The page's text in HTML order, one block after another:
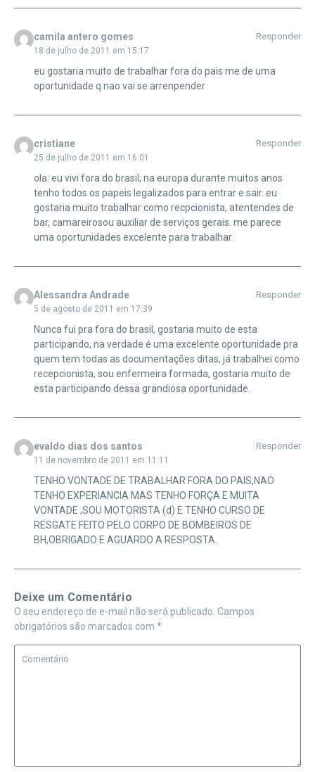
camila antero gomes
18 de julho de 2011 em 15:17
Responder
eu gostaria muito de trabalhar fora do pais me de uma
oportunidade q nao vai se arrenpender
cristiane
25 de julho de 2011 em 16:01
Responder
ola: eu vivi fora do brasil; na europa durante muitos anos
tenho todos os papeis legalizados para entrar e sair. eu
gostaria muito trabalhar como recpcionista, atentendes de
bar, camareirosou auxiliar de serviços gerais. me parece
uma oportunidades excelente para trabalhar.
Alessandra Andrade
5 de agosto de 2011 em 17:39
Responder
Nunca fui pra fora do brasil, gostaria muito de esta
participando, na verdade é uma excelente oportunidade pra
quem tem todas as documentações ditas, já trabalhei como
recepcionista, sou enfermeira formada, gostaria muito de
esta participando dessa grandiosa oportunidade.
evaldo dias dos santos
11 de novembro de 2011 em 11:11
Responder
TENHO VONTADE DE TRABALHAR FORA DO PAIS,NAO
TENHO EXPERIANCIA MAS TENHO FORÇA E MUITA
VONTADE ,SOU MOTORISTA (d) E TENHO CURSO DE
RESGATE FEITO PELO CORPO DE BOMBEIROS DE
BH,OBRIGADO E AGUARDO A RESPOSTA.
Deixe um Comentário
O seu endereço de e-mail não será publicado. Campos
obrigatórios são marcados com *